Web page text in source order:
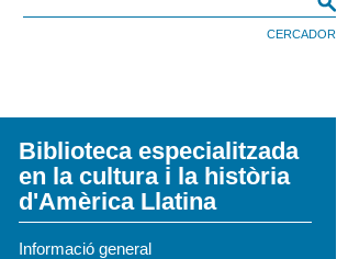
Biblioteca especialitzada
en la cultura i la història
d'Amèrica Llatina
Informació general